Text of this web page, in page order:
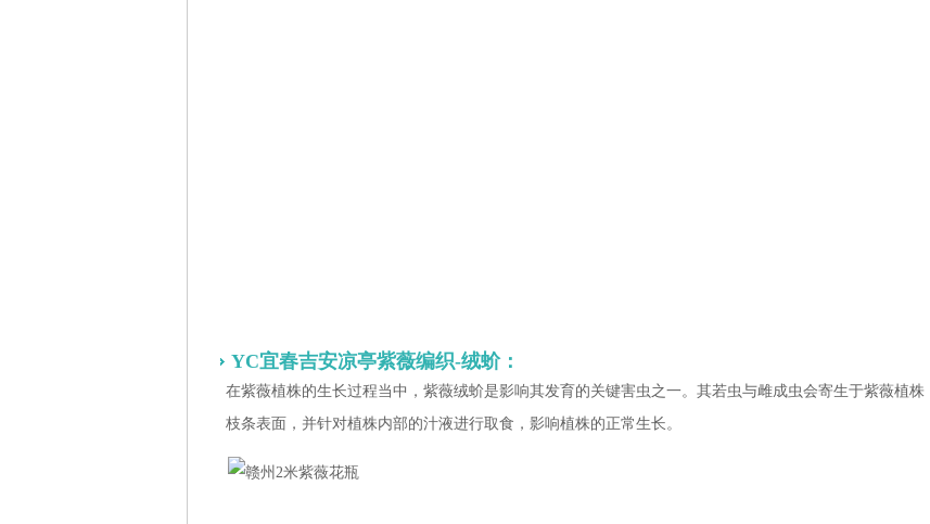
YC宜春吉安凉亭紫薇编织-绒蚧：
在紫薇植株的生长过程当中，紫薇绒蚧是影响其发育的关键害虫之一。其若虫与雌成虫会寄生于紫薇植株
枝条表面，并针对植株内部的汁液进行取食，影响植株的正常生长。